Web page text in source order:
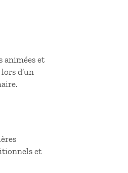
animées et
d’un
et